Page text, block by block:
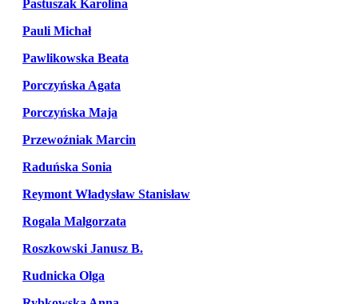
Pastuszak Karolina
Pauli Michał
Pawlikowska Beata
Porczyńska Agata
Porczyńska Maja
Przewoźniak Marcin
Raduńska Sonia
Reymont Władysław Stanisław
Rogala Malgorzata
Roszkowski Janusz B.
Rudnicka Olga